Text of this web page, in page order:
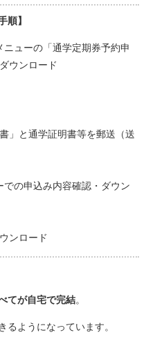
順】
ューの「通学定期券予約申
ウンロード
」と通学証明書等を郵送（送
の申込み内容確認・ダウン
ンロード
てが自宅で完結。
るようになっています。